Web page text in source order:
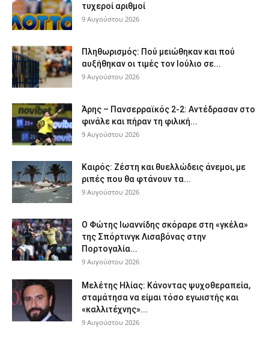
τυχεροί αριθμοί
9 Αυγούστου 2026
Πληθωρισμός: Πού μειώθηκαν και πού
αυξήθηκαν οι τιμές τον Ιούλιο σε...
9 Αυγούστου 2026
Άρης – Πανσερραϊκός 2-2: Αντέδρασαν στο
φινάλε και πήραν τη φιλική...
9 Αυγούστου 2026
Καιρός: Ζέστη και θυελλώδεις άνεμοι, με
ριπές που θα φτάνουν τα...
9 Αυγούστου 2026
Ο Φώτης Ιωαννίδης σκόραρε στη «γκέλα»
της Σπόρτινγκ Λισαβόνας στην
Πορτογαλία...
9 Αυγούστου 2026
Μελέτης Ηλίας: Κάνοντας ψυχοθεραπεία,
σταμάτησα να είμαι τόσο εγωιστής και
«καλλιτέχνης»...
9 Αυγούστου 2026